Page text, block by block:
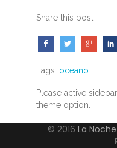
Share this post
Tags: océano
Please active
theme option.
© 2016La